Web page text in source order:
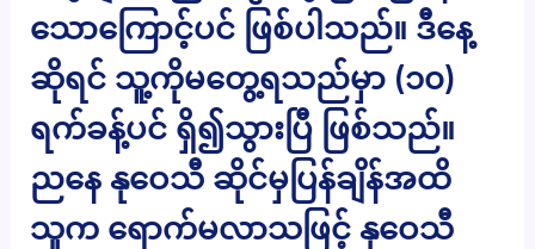
သောကြောင့်ပင် ဖြစ်ပါသည်။ ဒီနေ့
ဆိုရင် သူ့ကိုမတွေ့ရသည်မှာ (၁၀)
ရက်ခန့်ပင် ရှိ၍သွားပြီ ဖြစ်သည်။
ညနေ နုဝေသီ ဆိုင်မှပြန်ချိန်အထိ
သူက ရောက်မလာသဖြင့် နုဝေသီ